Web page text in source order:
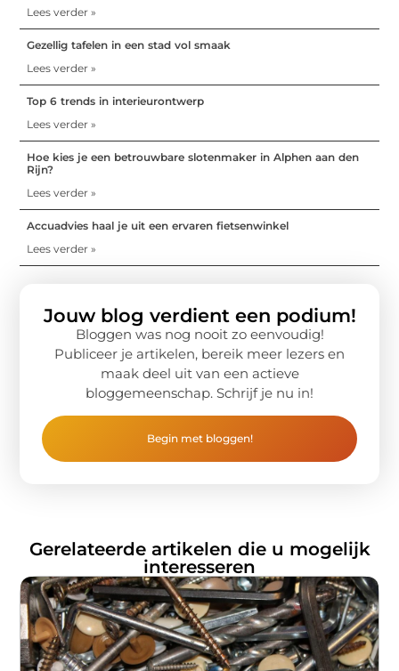
Lees verder »
Gezellig tafelen in een stad vol smaak
Lees verder »
Top 6 trends in interieurontwerp
Lees verder »
Hoe kies je een betrouwbare slotenmaker in Alphen aan den
Rijn?
Lees verder »
Accuadvies haal je uit een ervaren fietsenwinkel
Lees verder »
Jouw blog verdient een podium!
Bloggen was nog nooit zo eenvoudig!
Publiceer je artikelen, bereik meer lezers en
maak deel uit van een actieve
bloggemeenschap. Schrijf je nu in!
Begin met bloggen!
Gerelateerde artikelen die u mogelijk
interesseren